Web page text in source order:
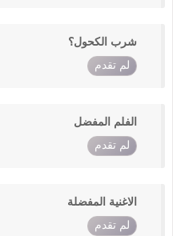
شرب الكحول؟
لم تقدم
الفلم المفضل
لم تقدم
الاغنية المفضلة
لم تقدم